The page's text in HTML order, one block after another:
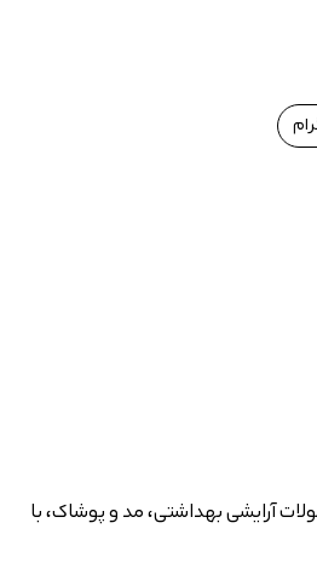
آرایشی بهداشتی، مد و پوشاک، با